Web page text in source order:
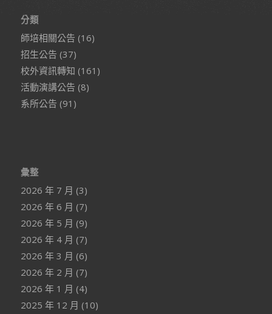
分類
師培相關公告 (16)
招生公告 (37)
校外資訊轉知 (161)
活動演講公告 (8)
系所公告 (91)
彙整
2026 年 7 月 (3)
2026 年 6 月 (7)
2026 年 5 月 (9)
2026 年 4 月 (7)
2026 年 3 月 (6)
2026 年 2 月 (7)
2026 年 1 月 (4)
2025 年 12 月 (10)